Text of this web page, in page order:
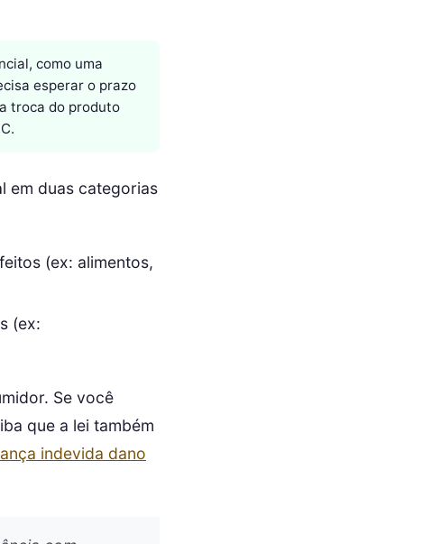
como uma
esperar o prazo
troca do produto
em duas categorias
(ex: alimentos,
(ex:
Se você
que a lei também
indevida dano